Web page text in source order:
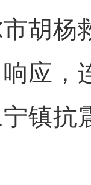
胡杨
应，
镇抗